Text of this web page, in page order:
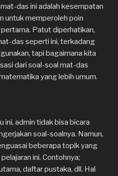
das ini adalah kesempatan
untuk memperoleh poin
Patut diperhatikan,
das seperti ini, terkadang
tapi bagaimana kita
dari soal-soal mat-das
yang lebih umum.
ini, admin tidak bisa bicara
soal-soalnya. Namun,
beberapa topik yang
ini. Contohnya;
daftar pustaka, dll. Hal